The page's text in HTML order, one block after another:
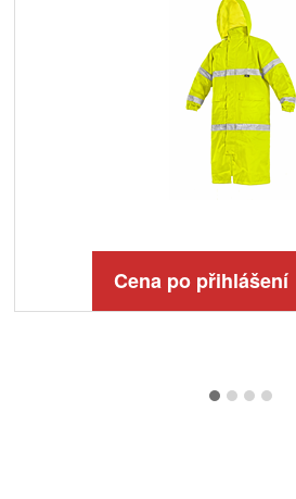
Cena po přihlášení